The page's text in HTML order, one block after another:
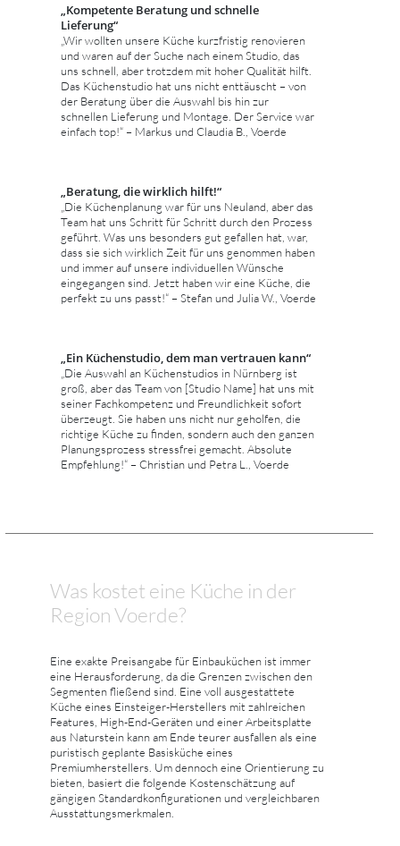
„Kompetente Beratung und schnelle
Lieferung“
„Wir wollten unsere Küche kurzfristig renovieren
und waren auf der Suche nach einem Studio, das
uns schnell, aber trotzdem mit hoher Qualität hilft.
Das Küchenstudio hat uns nicht enttäuscht – von
der Beratung über die Auswahl bis hin zur
schnellen Lieferung und Montage. Der Service war
einfach top!“ – Markus und Claudia B., Voerde
„Beratung, die wirklich hilft!“
„Die Küchenplanung war für uns Neuland, aber das
Team hat uns Schritt für Schritt durch den Prozess
geführt. Was uns besonders gut gefallen hat, war,
dass sie sich wirklich Zeit für uns genommen haben
und immer auf unsere individuellen Wünsche
eingegangen sind. Jetzt haben wir eine Küche, die
perfekt zu uns passt!“ – Stefan und Julia W., Voerde
„Ein Küchenstudio, dem man vertrauen kann“
„Die Auswahl an Küchenstudios in Nürnberg ist
groß, aber das Team von [Studio Name] hat uns mit
seiner Fachkompetenz und Freundlichkeit sofort
überzeugt. Sie haben uns nicht nur geholfen, die
richtige Küche zu finden, sondern auch den ganzen
Planungsprozess stressfrei gemacht. Absolute
Empfehlung!“ – Christian und Petra L., Voerde
Was kostet eine Küche in der
Region Voerde?
Eine exakte Preisangabe für Einbauküchen ist immer
eine Herausforderung, da die Grenzen zwischen den
Segmenten fließend sind. Eine voll ausgestattete
Küche eines Einsteiger-Herstellers mit zahlreichen
Features, High-End-Geräten und einer Arbeitsplatte
aus Naturstein kann am Ende teurer ausfallen als eine
puristisch geplante Basisküche eines
Premiumherstellers. Um dennoch eine Orientierung zu
bieten, basiert die folgende Kostenschätzung auf
gängigen Standardkonfigurationen und vergleichbaren
Ausstattungsmerkmalen.